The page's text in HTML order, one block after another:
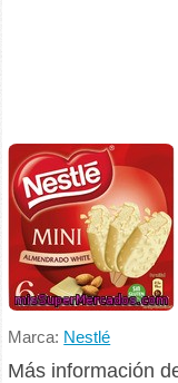
Marca: Nestlé
Más información